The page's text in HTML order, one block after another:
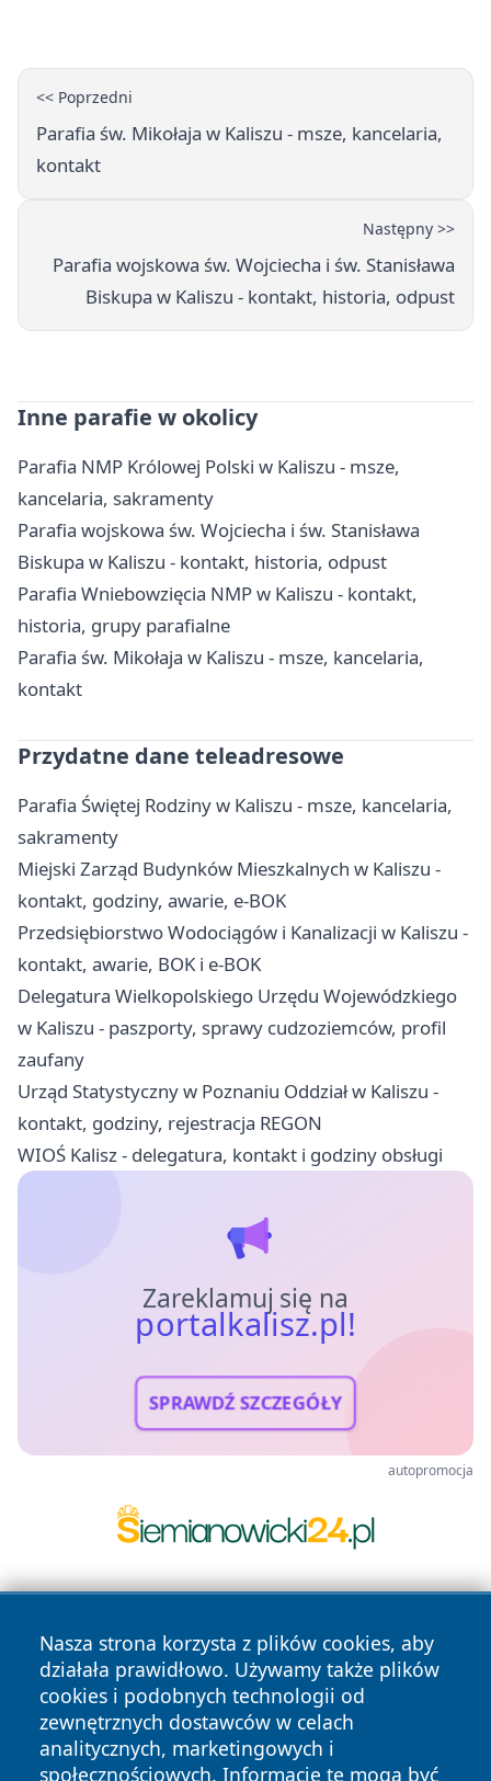
<< Poprzedni
Parafia św. Mikołaja w Kaliszu - msze, kancelaria,
kontakt
Następny >>
Parafia wojskowa św. Wojciecha i św. Stanisława
Biskupa w Kaliszu - kontakt, historia, odpust
Inne parafie w okolicy
Parafia NMP Królowej Polski w Kaliszu - msze,
kancelaria, sakramenty
Parafia wojskowa św. Wojciecha i św. Stanisława
Biskupa w Kaliszu - kontakt, historia, odpust
Parafia Wniebowzięcia NMP w Kaliszu - kontakt,
historia, grupy parafialne
Parafia św. Mikołaja w Kaliszu - msze, kancelaria,
kontakt
Przydatne dane teleadresowe
Parafia Świętej Rodziny w Kaliszu - msze, kancelaria,
sakramenty
Miejski Zarząd Budynków Mieszkalnych w Kaliszu -
kontakt, godziny, awarie, e-BOK
Przedsiębiorstwo Wodociągów i Kanalizacji w Kaliszu -
kontakt, awarie, BOK i e-BOK
Delegatura Wielkopolskiego Urzędu Wojewódzkiego
w Kaliszu - paszporty, sprawy cudzoziemców, profil
zaufany
Urząd Statystyczny w Poznaniu Oddział w Kaliszu -
kontakt, godziny, rejestracja REGON
WIOŚ Kalisz - delegatura, kontakt i godziny obsługi
Zareklamuj się na
portalkalisz.pl!
SPRAWDŹ SZCZEGÓŁY
autopromocja
Nasza strona korzysta z plików cookies, aby
działała prawidłowo. Używamy także plików
cookies i podobnych technologii od
zewnętrznych dostawców w celach
analitycznych, marketingowych i
społecznościowych. Informacje te mogą być
Copyright © 2026 portalkalisz.pl Wszystkie prawa
zastrzeżone.